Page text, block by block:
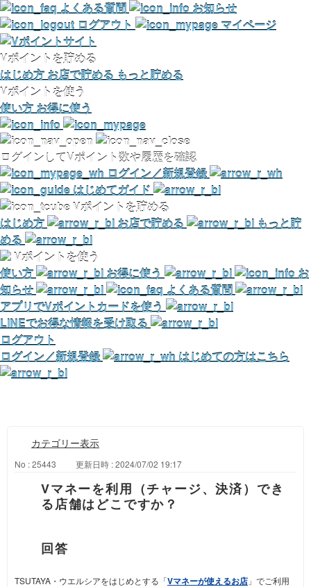
よくある質問
お知らせ
ログアウト
マイページ
Vポイントを貯める
はじめ方 お店で貯める もっと貯める
Vポイントを使う
使い方 お得に使う
ログインしてVポイント数や履歴を確認
ログイン／新規登録
はじめてガイド
Vポイントを貯める
はじめ方
お店で貯める
もっと貯
める
Vポイントを使う
使い方
お得に使う
お
知らせ
よくある質問
アプリでVポイントカードを使う
LINEでお得な情報を受け取る
ログアウト
ログイン／新規登録
はじめての方はこちら
カテゴリー表示
No : 25443 更新日時 : 2024/07/02 19:17
Vマネーを利用（チャージ、決済）でき
る店舗はどこですか？
TSUTAYA・ウエルシアをはじめとする「Vマネーが使えるお店 」でご利用